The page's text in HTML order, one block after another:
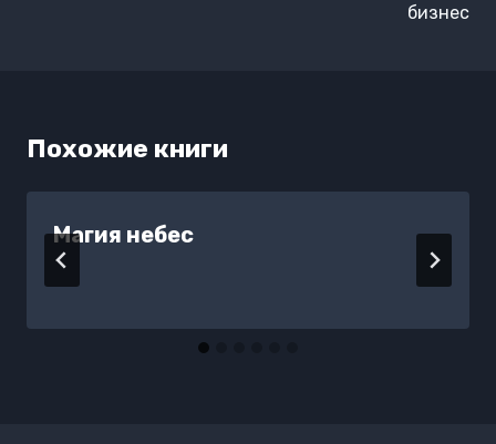
бизнес
Похожие книги
Магия небес